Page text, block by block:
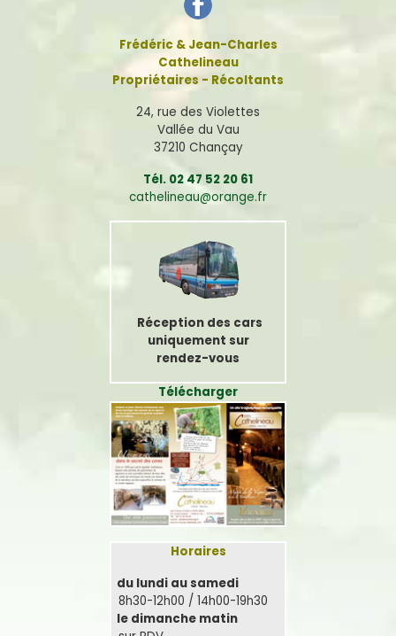
Frédéric & Jean-Charles
Cathelineau
Propriétaires - Récoltants
24, rue des Violettes
Vallée du Vau
37210 Chançay
Tél. 02 47 52 20 61
cathelineau@orange.fr
Réception des cars
uniquement sur
rendez-vous
Télécharger
Horaires
du lundi au samedi
8h30-12h00 / 14h00-19h30
le dimanche matin